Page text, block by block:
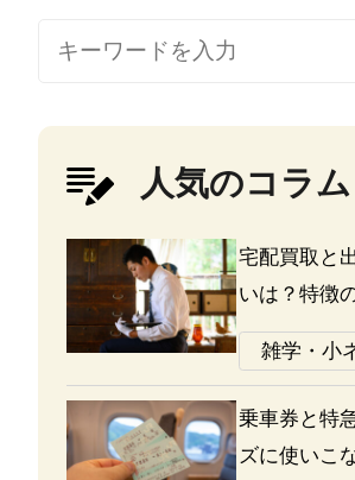
人気のコラム
宅配買取と
いは？特徴
る選び方の
雑学・小
乗車券と特
ズに使いこ